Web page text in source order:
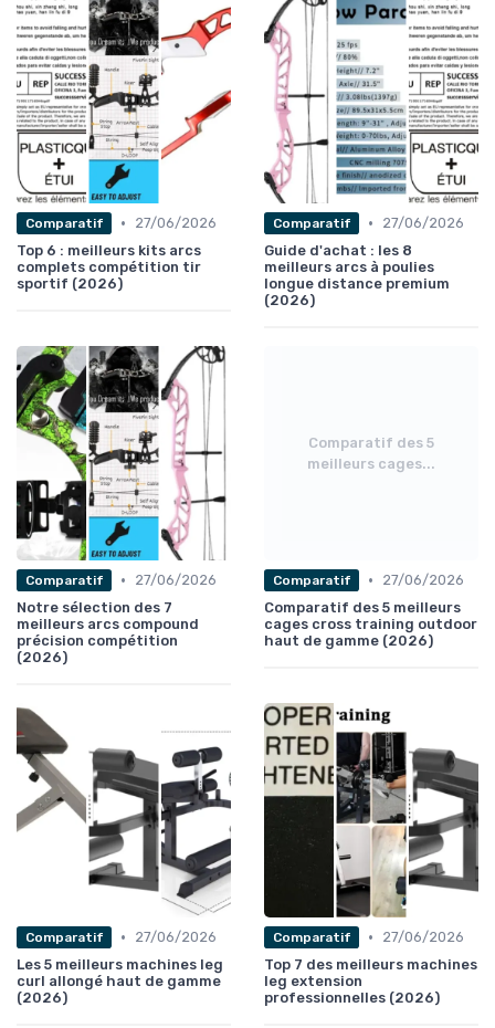
Comparatif •
27/06/2026
Top 6 : meilleurs kits arcs
complets compétition tir
sportif (2026)
Comparatif •
27/06/2026
Guide d'achat : les 8
meilleurs arcs à poulies
longue distance premium
(2026)
Comparatif •
27/06/2026
Notre sélection des 7
meilleurs arcs compound
précision compétition
(2026)
Comparatif des 5
meilleurs cages...
Comparatif •
27/06/2026
Comparatif des 5 meilleurs
cages cross training outdoor
haut de gamme (2026)
Comparatif •
27/06/2026
Les 5 meilleurs machines leg
curl allongé haut de gamme
(2026)
Comparatif •
27/06/2026
Top 7 des meilleurs machines
leg extension
professionnelles (2026)